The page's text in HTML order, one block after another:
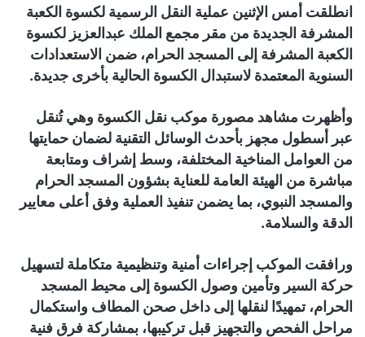
انطلقت أمس الإثنين عملية النقل الرسمية لكسوة الكعبة
المشرفة الجديدة من مقر مجمع الملك عبدالعزيز لكسوة
الكعبة المشرفة إلى المسجد الحرام، ضمن الاستعدادات
السنوية المعتمدة لاستبدال الكسوة الحالية بأخرى جديدة.
وأظهرت مشاهد مصورة موكب نقل الكسوة وهي تُنقل
عبر أسطول مجهز بأحدث الوسائل التقنية لضمان حمايتها
من العوامل المناخية المختلفة، وسط إشراف ومتابعة
مباشرة من الهيئة العامة للعناية بشؤون المسجد الحرام
والمسجد النبوي، بما يضمن تنفيذ العملية وفق أعلى معايير
الدقة والسلامة.
ورافقت الموكب إجراءات أمنية وتنظيمية متكاملة لتسهيل
حركة السير وتأمين وصول الكسوة إلى محيط المسجد
الحرام، تمهيدًا لنقلها إلى داخل صحن المطاف واستكمال
مراحل الفحص والتجهيز قبل تركيبها، بمشاركة فرق فنية